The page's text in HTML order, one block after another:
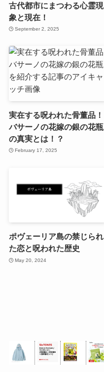
古代都市にまつわる心霊現
象と現在！
September 2, 2025
実在する呪われた骨董品！
バサーノの花嫁の銀の花瓶
の真実とは！？
February 17, 2025
ポヴェーリア島の禁じられ
た恋と呪われた歴史
May 20, 2024